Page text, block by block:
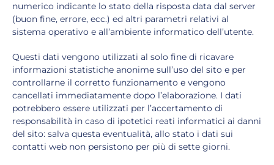
numerico indicante lo stato della risposta data dal server
(buon fine, errore, ecc.) ed altri parametri relativi al
sistema operativo e all’ambiente informatico dell’utente.
Questi dati vengono utilizzati al solo fine di ricavare
informazioni statistiche anonime sull’uso del sito e per
controllarne il corretto funzionamento e vengono
cancellati immediatamente dopo l’elaborazione. I dati
potrebbero essere utilizzati per l’accertamento di
responsabilità in caso di ipotetici reati informatici ai danni
del sito: salva questa eventualità, allo stato i dati sui
contatti web non persistono per più di sette giorni.